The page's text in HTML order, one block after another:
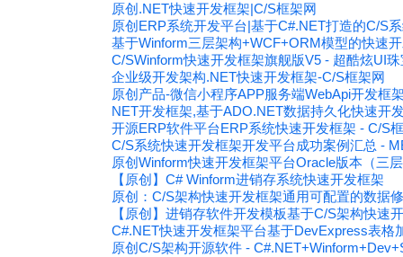
原创.NET快速开发框架|C/S框架网
原创ERP系统开发平台|基于C#.NET打造的C/S
基于Winform三层架构+WCF+ORM模型的快速
C/SWinform快速开发框架旗舰版V5 - 超酷炫UI
企业级开发架构.NET快速开发框架-C/S框架网
原创产品-微信小程序APP服务端WebApi开发框
NET开发框架,基于ADO.NET数据持久化快速开
开源ERP软件平台ERP系统快速开发框架 - C/S
C/S系统快速开发框架开发平台成功案例汇总 -
原创Winform快速开发框架平台Oracle版本（三
【原创】C# Winform进销存系统快速开发框架
原创：C/S架构快速开发框架通用可配置的数据
【原创】进销存软件开发模板基于C/S架构快速
C#.NET快速开发框架平台基于DevExpress表格
原创C/S架构开源软件 -